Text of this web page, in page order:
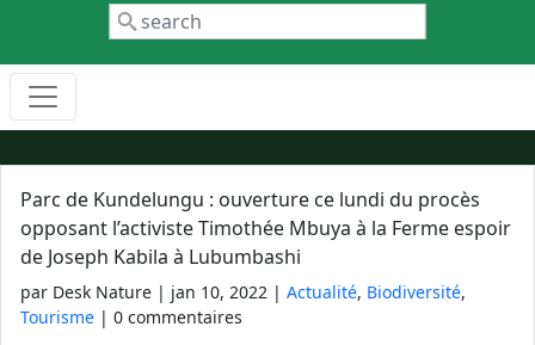
Parc de Kundelungu : ouverture ce lundi du procès
opposant l’activiste Timothée Mbuya à la Ferme espoir
de Joseph Kabila à Lubumbashi
par Desk Nature | jan 10, 2022 | Actualité, Biodiversité,
Tourisme | 0 commentaires